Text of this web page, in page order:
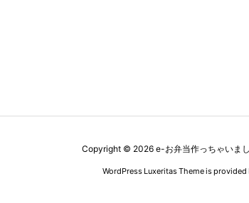
Copyright © 2026 e-お弁当作っちゃいま
WordPress Luxeritas Theme is provided